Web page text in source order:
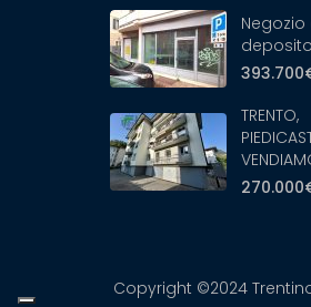
TRENTO,
Copyright ©2024